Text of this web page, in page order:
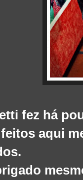
fez há
aqui